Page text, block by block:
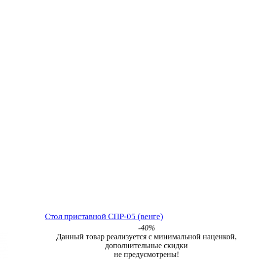
Стол приставной СПР-05 (венге)
-40%
Данный товар реализуется с минимальной наценкой,
дополнительные скидки
не предусмотрены!